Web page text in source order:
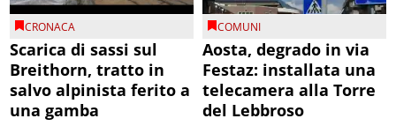
CRONACA
Scarica di sassi sul
Breithorn, tratto in
salvo alpinista ferito a
una gamba
COMUNI
Aosta, degrado in via
Festaz: installata una
telecamera alla Torre
del Lebbroso